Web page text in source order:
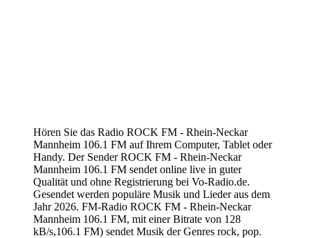
Hören Sie das Radio ROCK FM - Rhein-Neckar
Mannheim 106.1 FM auf Ihrem Computer, Tablet oder
Handy. Der Sender ROCK FM - Rhein-Neckar
Mannheim 106.1 FM sendet online live in guter
Qualität und ohne Registrierung bei Vo-Radio.de.
Gesendet werden populäre Musik und Lieder aus dem
Jahr 2026. FM-Radio ROCK FM - Rhein-Neckar
Mannheim 106.1 FM, mit einer Bitrate von 128
kB/s,106.1 FM) sendet Musik der Genres rock, pop.